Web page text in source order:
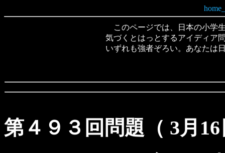
このページでは、日本の小学
気づくとはっとするアイディア
いずれも強者ぞろい。あなたは
第４９３回問題（ 3月